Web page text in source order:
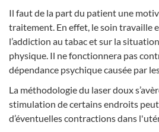
Il faut de la part du patient une
traitement. En effet, le soin travaille
l’addiction au tabac et sur la
physique. Il ne fonctionnera pas
dépendance psychique causée par
La méthodologie du laser doux
stimulation de certains endroits
d’éventuelles contractions dans